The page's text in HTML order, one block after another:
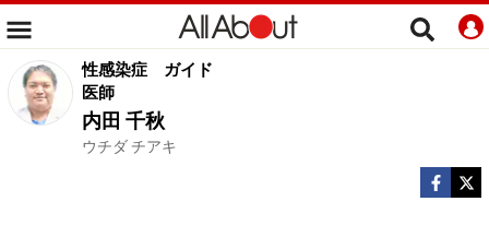
性感染症
ガイド
医師
内田 千秋
ウチダ チアキ